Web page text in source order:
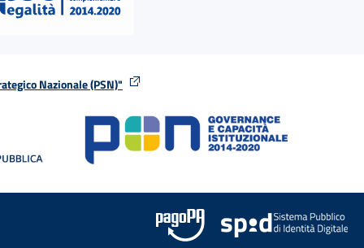
Nazionale (PSN)"
stessa finestra